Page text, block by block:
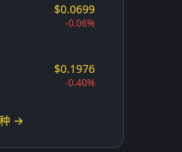
$0.0699
-0.06%
$0.1976
-0.40%
→